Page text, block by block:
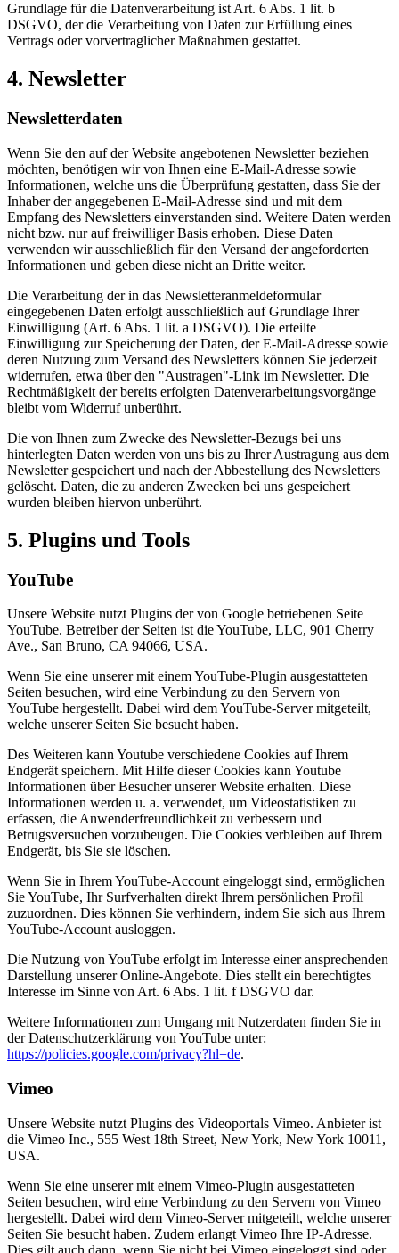
Grundlage für die Datenverarbeitung ist Art. 6 Abs. 1 lit. b
DSGVO, der die Verarbeitung von Daten zur Erfüllung eines
Vertrags oder vorvertraglicher Maßnahmen gestattet.
4. Newsletter
Newsletterdaten
Wenn Sie den auf der Website angebotenen Newsletter beziehen
möchten, benötigen wir von Ihnen eine E-Mail-Adresse sowie
Informationen, welche uns die Überprüfung gestatten, dass Sie der
Inhaber der angegebenen E-Mail-Adresse sind und mit dem
Empfang des Newsletters einverstanden sind. Weitere Daten werden
nicht bzw. nur auf freiwilliger Basis erhoben. Diese Daten
verwenden wir ausschließlich für den Versand der angeforderten
Informationen und geben diese nicht an Dritte weiter.
Die Verarbeitung der in das Newsletteranmeldeformular
eingegebenen Daten erfolgt ausschließlich auf Grundlage Ihrer
Einwilligung (Art. 6 Abs. 1 lit. a DSGVO). Die erteilte
Einwilligung zur Speicherung der Daten, der E-Mail-Adresse sowie
deren Nutzung zum Versand des Newsletters können Sie jederzeit
widerrufen, etwa über den "Austragen"-Link im Newsletter. Die
Rechtmäßigkeit der bereits erfolgten Datenverarbeitungsvorgänge
bleibt vom Widerruf unberührt.
Die von Ihnen zum Zwecke des Newsletter-Bezugs bei uns
hinterlegten Daten werden von uns bis zu Ihrer Austragung aus dem
Newsletter gespeichert und nach der Abbestellung des Newsletters
gelöscht. Daten, die zu anderen Zwecken bei uns gespeichert
wurden bleiben hiervon unberührt.
5. Plugins und Tools
YouTube
Unsere Website nutzt Plugins der von Google betriebenen Seite
YouTube. Betreiber der Seiten ist die YouTube, LLC, 901 Cherry
Ave., San Bruno, CA 94066, USA.
Wenn Sie eine unserer mit einem YouTube-Plugin ausgestatteten
Seiten besuchen, wird eine Verbindung zu den Servern von
YouTube hergestellt. Dabei wird dem YouTube-Server mitgeteilt,
welche unserer Seiten Sie besucht haben.
Des Weiteren kann Youtube verschiedene Cookies auf Ihrem
Endgerät speichern. Mit Hilfe dieser Cookies kann Youtube
Informationen über Besucher unserer Website erhalten. Diese
Informationen werden u. a. verwendet, um Videostatistiken zu
erfassen, die Anwenderfreundlichkeit zu verbessern und
Betrugsversuchen vorzubeugen. Die Cookies verbleiben auf Ihrem
Endgerät, bis Sie sie löschen.
Wenn Sie in Ihrem YouTube-Account eingeloggt sind, ermöglichen
Sie YouTube, Ihr Surfverhalten direkt Ihrem persönlichen Profil
zuzuordnen. Dies können Sie verhindern, indem Sie sich aus Ihrem
YouTube-Account ausloggen.
Die Nutzung von YouTube erfolgt im Interesse einer ansprechenden
Darstellung unserer Online-Angebote. Dies stellt ein berechtigtes
Interesse im Sinne von Art. 6 Abs. 1 lit. f DSGVO dar.
Weitere Informationen zum Umgang mit Nutzerdaten finden Sie in
der Datenschutzerklärung von YouTube unter:
https://policies.google.com/privacy?hl=de.
Vimeo
Unsere Website nutzt Plugins des Videoportals Vimeo. Anbieter ist
die Vimeo Inc., 555 West 18th Street, New York, New York 10011,
USA.
Wenn Sie eine unserer mit einem Vimeo-Plugin ausgestatteten
Seiten besuchen, wird eine Verbindung zu den Servern von Vimeo
hergestellt. Dabei wird dem Vimeo-Server mitgeteilt, welche unserer
Seiten Sie besucht haben. Zudem erlangt Vimeo Ihre IP-Adresse.
Dies gilt auch dann, wenn Sie nicht bei Vimeo eingeloggt sind oder